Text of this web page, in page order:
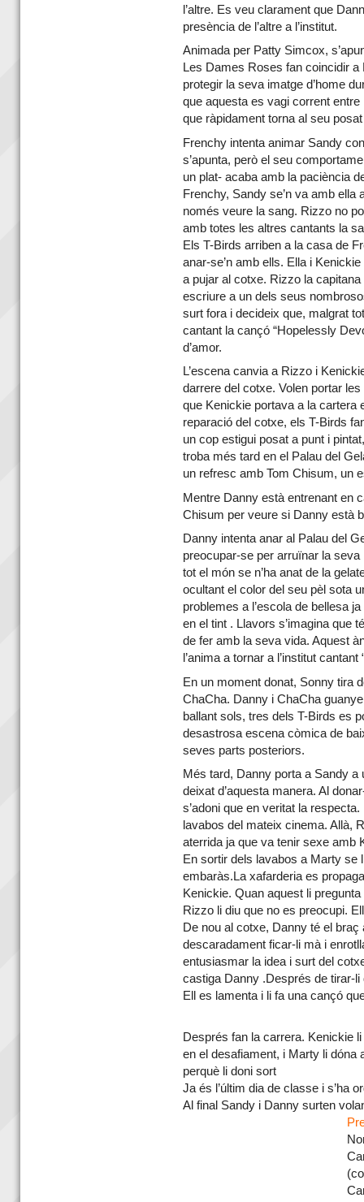
l’altre. Es veu clarament que
presència de l’altre a l’institut.
Animada per Patty Simcox,
Les Dames Roses fan coincidir
protegir la seva imatge d’home
que aquesta es vagi corrent
que ràpidament torna al seu
Frenchy intenta animar Sandy
s’apunta, però el seu
un plat- acaba amb la paciència
Frenchy, Sandy se’n va amb ella
només veure la sang. Rizzo no
amb totes les altres cantants la
Els T-Birds arriben a la casa de
anar-se’n amb ells. Ella i
a pujar al cotxe. Rizzo la
escriure a un dels seus
surt fora i decideix que, malgrat
cantant la cançó “Hopelessly
d’amor.
L’escena canvia a Rizzo i
darrere del cotxe. Volen portar
que Kenickie portava a la cartera
reparació del cotxe, els T-Birds
un cop estigui posat a punt i
troba més tard en el Palau del
un refresc amb Tom Chisum, un
Mentre Danny està entrenant en
Chisum per veure si Danny està
Danny intenta anar al Palau del
preocupar-se per arruïnar la
tot el món se n’ha anat de la
ocultant el color del seu pèl sota
problemes a l’escola de bellesa
en el tint . Llavors s’imagina que
de fer amb la seva vida. Aquest
l’anima a tornar a l’institut
En un moment donat, Sonny tira
ChaCha. Danny i ChaCha
ballant sols, tres dels T-Birds es
desastrosa escena còmica de
seves parts posteriors.
Més tard, Danny porta a Sandy
deixat d’aquesta manera. Al
s’adoni que en veritat la
lavabos del mateix cinema. Allà,
aterrida ja que va tenir sexe amb
En sortir dels lavabos a Marty se
embaràs.La xafarderia es
Kenickie. Quan aquest li
Rizzo li diu que no es preocupi.
De nou al cotxe, Danny té el braç
descaradament ficar-li mà i
entusiasmar la idea i surt del
castiga Danny .Després de tirar-li
Ell es lamenta i li fa una cançó
Després fan la carrera. Kenickie
en el desafiament, i Marty li dóna
perquè li doni sort
Ja és l’últim dia de classe i s’ha
Al final Sandy i Danny surten